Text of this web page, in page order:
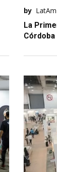
by
La
Córdoba